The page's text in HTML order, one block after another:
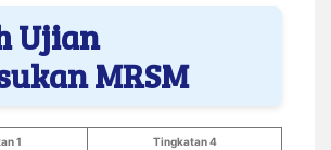
Ujian
MRSM
1 Tingkatan 4